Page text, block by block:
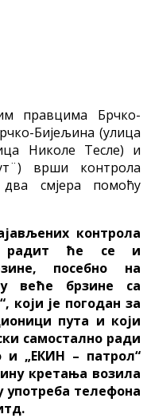
правцима Брчко-
Бијељина (улица
Николе Тесле) и
врши контрола
смјера помоћу
контрола
радит ће се и
посебно на
веће брзине са
који је погодан за
пута и који
самостално ради
и „ЕКИН – патрол“
кретања возила
употреба телефона